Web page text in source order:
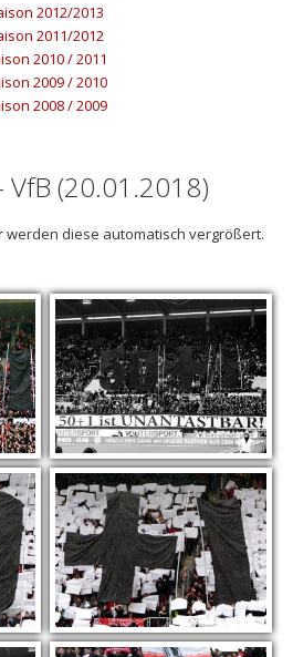
2012/2013
2011/2012
2010 / 2011
2009 / 2010
2008 / 2009
VfB (20.01.2018)
werden diese automatisch vergrößert.